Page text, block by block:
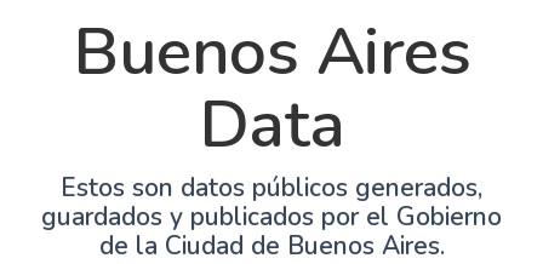
Buenos Aires
Data
Estos son datos públicos generados,
guardados y publicados por el Gobierno
de la Ciudad de Buenos Aires.